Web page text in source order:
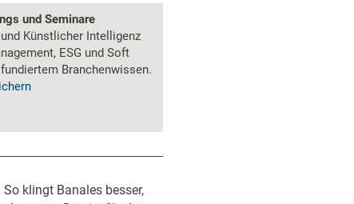
und Seminare
Künstlicher Intelligenz
ESG und Soft
Branchenwissen.
klingt Banales besser,